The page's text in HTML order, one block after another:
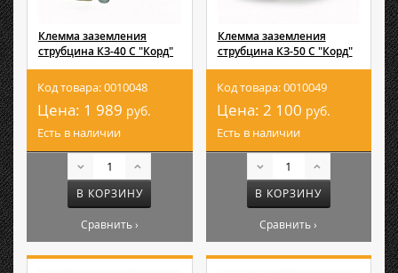
Клемма заземления
струбцина КЗ-40 С "Корд"
Код товара: 0010048
Цена: 1 989 руб.
Есть в наличии
В КОРЗИНУ
Сравнить ›
Клемма заземления
струбцина КЗ-50 С "Корд"
Код товара: 0010049
Цена: 2 100 руб.
Есть в наличии
В КОРЗИНУ
Сравнить ›